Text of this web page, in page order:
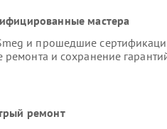
мастера
и прошедшие
ремонта и сохранение
ремонт